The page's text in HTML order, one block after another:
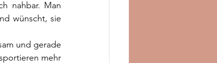
nahbar. Man
wünscht, sie
und gerade
mehr